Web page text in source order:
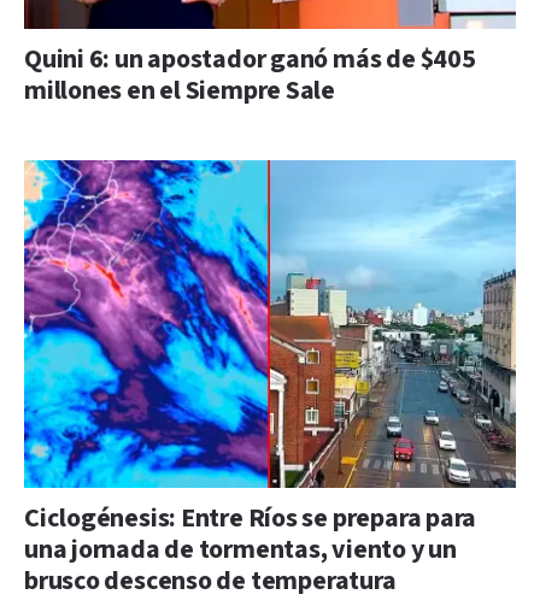
Quini 6: un apostador ganó más de $405
millones en el Siempre Sale
Ciclogénesis: Entre Ríos se prepara para
una jornada de tormentas, viento y un
brusco descenso de temperatura